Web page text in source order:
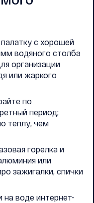
с хорошей
водяного столба
организации
или жаркого
по
период;
теплу, чем
горелка и
или
зажигалки, спички
на воде интернет-